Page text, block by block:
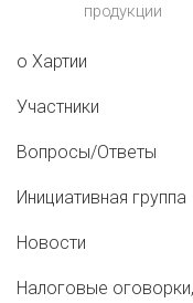
продукции
о Хартии
Участники
Вопросы/Ответы
Инициативная группа
Новости
Налоговые